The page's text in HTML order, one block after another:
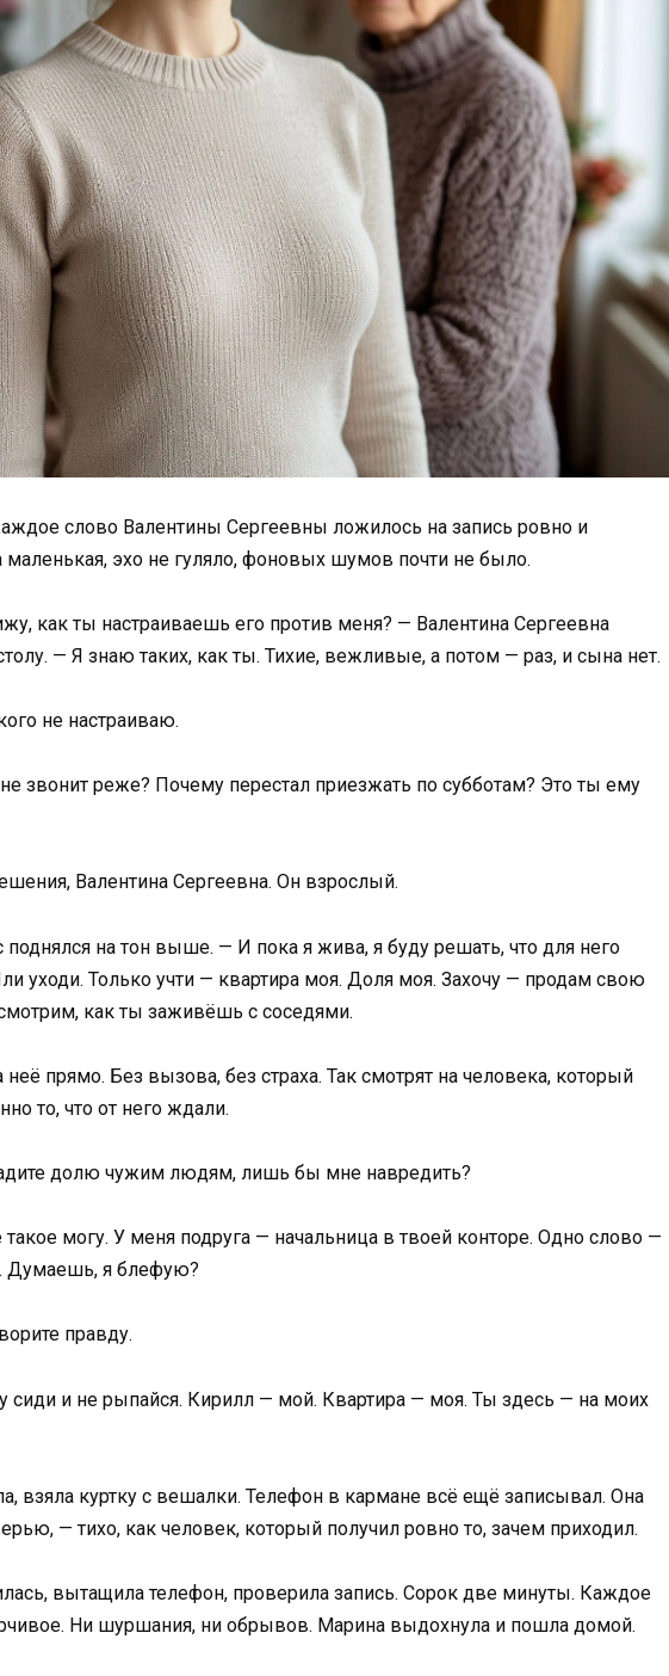
слово Валентины Сергеевны ложилось на запись ровно и
маленькая, эхо не гуляло, фоновых шумов почти не было.
как ты настраиваешь его против меня? — Валентина Сергеевна
— Я знаю таких, как ты. Тихие, вежливые, а потом — раз, и сына нет.
не настраиваю.
звонит реже? Почему перестал приезжать по субботам? Это ты ему
Валентина Сергеевна. Он взрослый.
на тон выше. — И пока я жива, я буду решать, что для него
уходи. Только учти — квартира моя. Доля моя. Захочу — продам свою
как ты заживёшь с соседями.
прямо. Без вызова, без страха. Так смотрят на человека, который
то, что от него ждали.
долю чужим людям, лишь бы мне навредить?
могу. У меня подруга — начальница в твоей конторе. Одно слово —
Думаешь, я блефую?
правду.
сиди и не рыпайся. Кирилл — мой. Квартира — моя. Ты здесь — на моих
взяла куртку с вешалки. Телефон в кармане всё ещё записывал. Она
— тихо, как человек, который получил ровно то, зачем приходил.
вытащила телефон, проверила запись. Сорок две минуты. Каждое
Ни шуршания, ни обрывов. Марина выдохнула и пошла домой.